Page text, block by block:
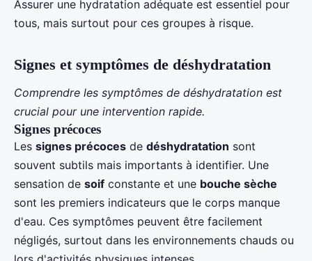
Assurer une hydratation adéquate est essentiel pour
tous, mais surtout pour ces groupes à risque.
Signes et symptômes de déshydratation
Comprendre les symptômes de déshydratation est
crucial pour une intervention rapide.
Signes précoces
Les signes précoces de déshydratation sont
souvent subtils mais importants à identifier. Une
sensation de soif constante et une bouche sèche
sont les premiers indicateurs que le corps manque
d'eau. Ces symptômes peuvent être facilement
négligés, surtout dans les environnements chauds ou